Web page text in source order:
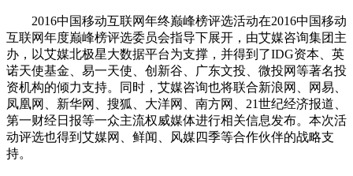
2016中国移动互联网年终巅峰榜评选活动在2016中国移动
互联网年度巅峰榜评选委员会指导下展开，由艾媒咨询集团主
办，以艾媒北极星大数据平台为支撑，并得到了IDG资本、英
诺天使基金、易一天使、创新谷、广东文投、微投网等著名投
资机构的倾力支持。同时，艾媒咨询也将联合新浪网、网易、
凤凰网、新华网、搜狐、大洋网、南方网、21世纪经济报道、
第一财经日报等一众主流权威媒体进行相关信息发布。本次活
动评选也得到艾媒网、鲜闻、风媒四季等合作伙伴的战略支
持。